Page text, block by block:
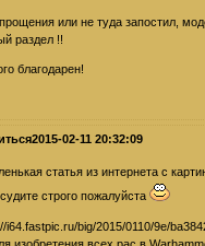
или не туда запостил,
раздел !!
благодарен!
2015-02-11 20:32:09
статья из интернета с
строго пожалуйста